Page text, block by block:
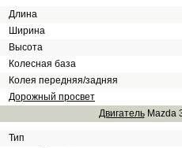
Длина
Ширина
Высота
Колесная база
Колея передняя/задняя
Дорожный просвет
ДвигательMazda
Тип